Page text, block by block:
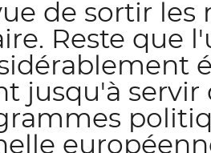
de sortir les
Reste que
jusqu'à